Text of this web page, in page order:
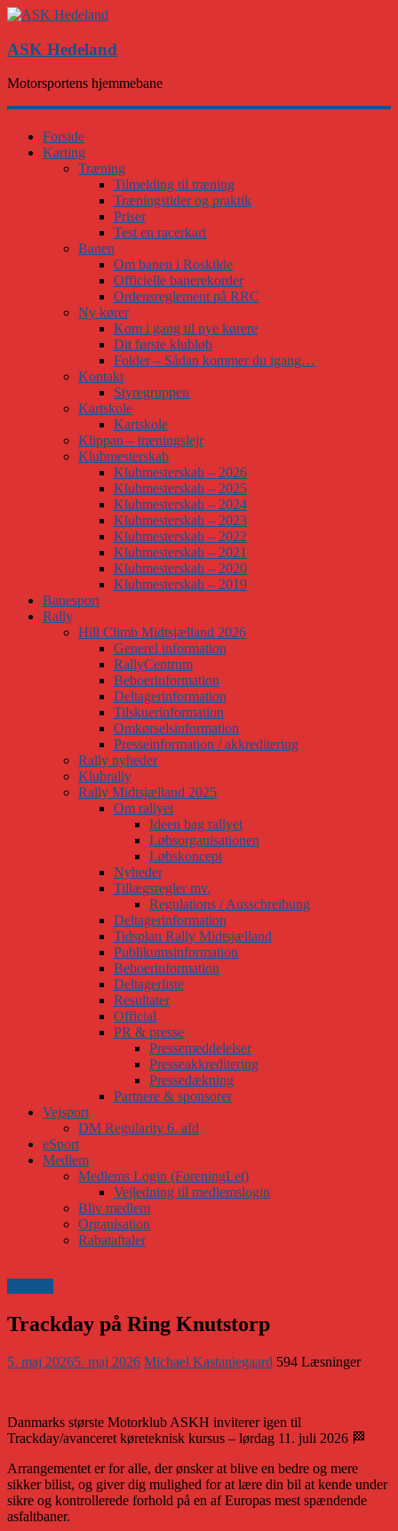
ASK Hedeland
Motorsportens hjemmebane
Forside
Karting
Træning
Tilmelding til træning
Træningstider og praktik
Priser
Test en racerkart
Banen
Om banen i Roskilde
Officielle banerekorder
Ordensreglement på RRC
Ny kører
Kom i gang til nye kørere
Dit første klubløb
Folder – Sådan kommer du igang…
Kontakt
Styregruppen
Kartskole
Kartskole
Klippan – træningslejr
Klubmesterskab
Klubmesterskab – 2026
Klubmesterskab – 2025
Klubmesterskab – 2024
Klubmesterskab – 2023
Klubmesterskab – 2022
Klubmesterskab – 2021
Klubmesterskab – 2020
Klubmesterskab – 2019
Banesport
Rally
Hill Climb Midtsjælland 2026
Generel information
RallyCentrum
Beboerinformation
Deltagerinformation
Tilskuerinformation
Omkørselsinformation
Presseinformation / akkreditering
Rally nyheder
Klubrally
Rally Midtsjælland 2025
Om rallyet
Ideen bag rallyet
Løbsorganisationen
Løbskoncept
Nyheder
Tillægsregler mv.
Regulations / Ausschreibung
Deltagerinformation
Tidsplan Rally Midtsjælland
Publikumsinformation
Beboerinformation
Deltagerliste
Resultater
Official
PR & presse
Pressemeddelelser
Presseakkreditering
Pressedækning
Partnere & sponsorer
Vejsport
DM Regularity 6. afd
eSport
Medlem
Medlems Login (ForeningLet)
Vejledning til medlemslogin
Bliv medlem
Organisation
Rabataftaler
Trackday på Ring Knutstorp
5. maj 20265. maj 2026 Michael Kastaniegaard 594 Læsninger
Danmarks største Motorklub ASKH inviterer igen til
Trackday/avanceret køreteknisk kursus – lørdag 11. juli 2026 🏁
Arrangementet er for alle, der ønsker at blive en bedre og mere
sikker bilist, og giver dig mulighed for at lære din bil at kende under
sikre og kontrollerede forhold på en af Europas mest spændende
asfaltbaner.